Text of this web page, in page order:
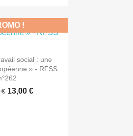
rapide
social : une
» - RFSS
€ 13,00 €
!